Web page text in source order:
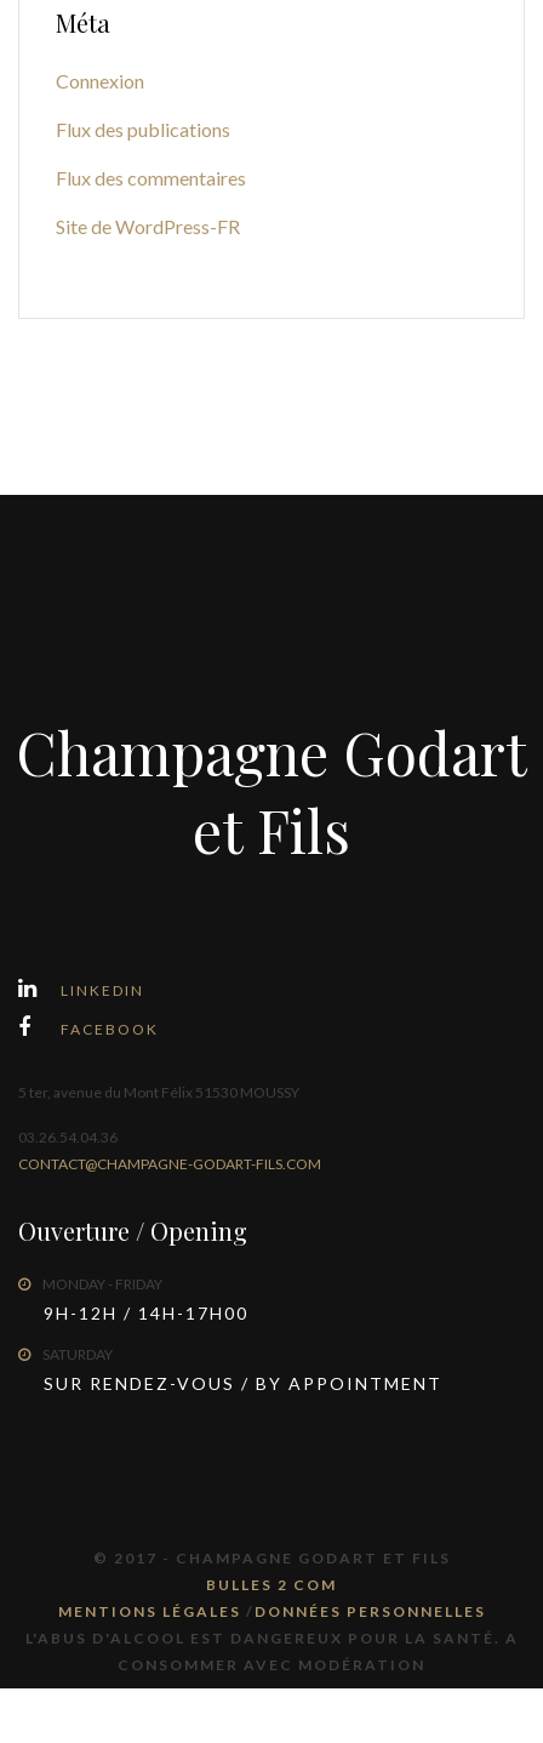
Méta
Connexion
Flux des publications
Flux des commentaires
Site de WordPress-FR
Champagne Godart
et Fils
LINKEDIN
FACEBOOK
5 ter, avenue du Mont Félix 51530 MOUSSY
03.26.54.04.36
CONTACT@CHAMPAGNE-GODART-FILS.COM
Ouverture / Opening
MONDAY - FRIDAY
9H-12H / 14H-17H00
SATURDAY
SUR RENDEZ-VOUS / BY APPOINTMENT
© 2017 - CHAMPAGNE GODART ET FILS
BULLES 2 COM
MENTIONS LÉGALES / DONNÉES PERSONNELLES
L'ABUS D'ALCOOL EST DANGEREUX POUR LA SANTÉ. A
CONSOMMER AVEC MODÉRATION